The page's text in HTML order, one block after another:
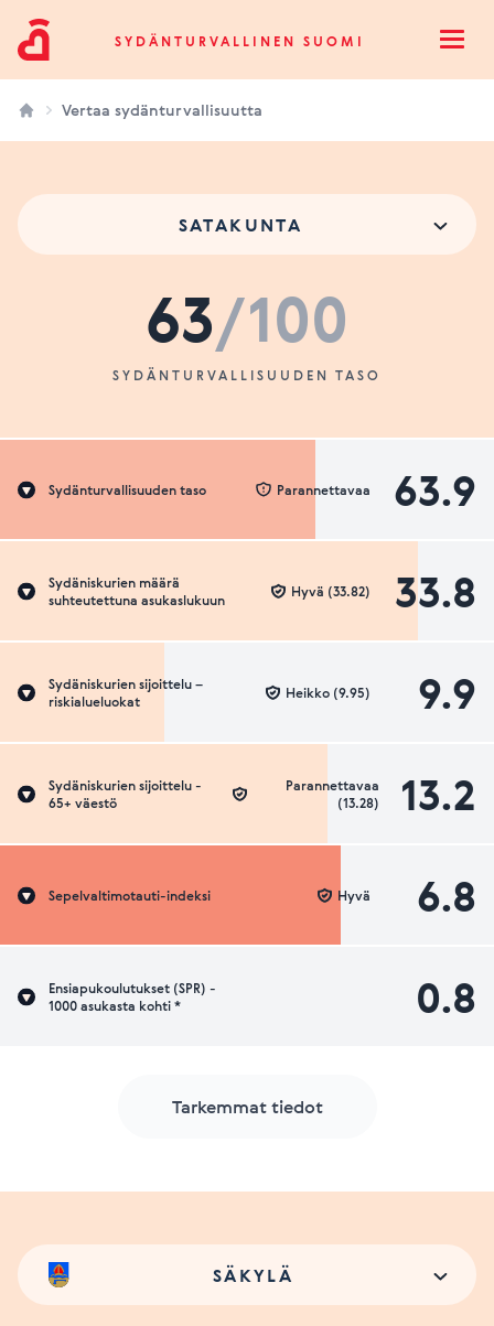
Sydänturvallinen SuomiSYDÄNTURVALLINEN SUOMI
Vertaa sydänturvallisuutta
SATAKUNTA
63/100
SYDÄNTURVALLISUUDEN TASO
Sydänturvallisuuden taso 63.9
Parannettavaa
Sydäniskurien määrä
suhteutettuna asukaslukuun
33.8
Hyvä (33.82)
Sydäniskurien sijoittelu –
riskialueluokat
9.9
Heikko (9.95)
Sydäniskurien sijoittelu -
65+ väestö
13.2
Parannettavaa
(13.28)
Sepelvaltimotauti-indeksi 6.8
Hyvä
Ensiapukoulutukset (SPR) -
1000 asukasta kohti *
0.8
Tarkemmat tiedot
SÄKYLÄ